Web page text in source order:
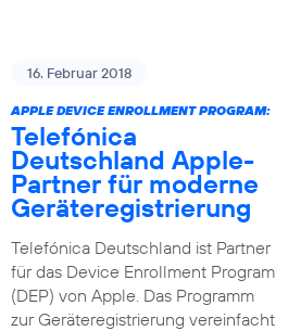
16. Februar 2018
APPLE DEVICE ENROLLMENT PROGRAM:
Telefónica
Deutschland Apple-
Partner für moderne
Geräteregistrierung
Telefónica Deutschland ist Partner
für das Device Enrollment Program
(DEP) von Apple. Das Programm
zur Geräteregistrierung vereinfacht